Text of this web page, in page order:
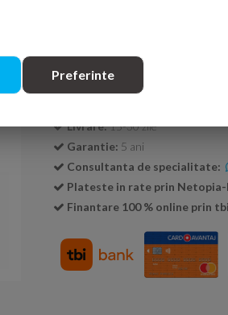
Transport GRATUIT la
Livrare:15-30 zile
Garantie: 5 ani
Consultanta de specialitate:
Plateste in rate prin Netopia-
Finantare 100 % online prin
Preferinte